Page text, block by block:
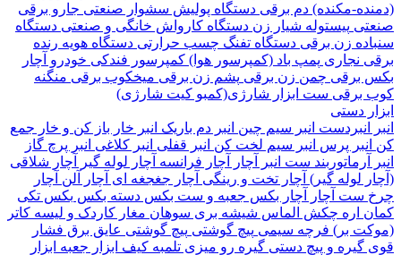
مکنده)دم برقی دستگاه پولیشسشوار صنعتیجارو برقی
پیستولهشیار زندستگاه کارواش خانگی و صنعتیدستگاه
زن برقی دستگاه تفنگ چسب حرارتی دستگاه هویه رنده
نجاریپمپ باد (کمپرسور هوا) کمپرسور فندکی خودروآچار
چمن زن برقی پشم زن برقی میخکوب برقی منگنه
ست ابزار شارژی(کمبو کیت شارژی)
دستی
انبر سیم چین انبر دم باریکانبر خار باز کن و خار جمع
پرس انبر سیم لخت کنانبر قفلی انبر کلاغیانبر پرچگاز
ست انبرآچار آچار فرانسه آچار لوله گیرآچار شلاقی
لوله گیر)آچار تخت و رینگی آچار جغجغه ایآچار آلنآچار
ست آچارآچار بکس جعبه و ست بکس دسته بکس بکس تکی
ارهچکشالماس شیشه بریسوهانمغار کاردک و لیسه کاتر
بر)فرچه سیمیپیچ‌ گوشتیپیچ گوشتی عایق برق فشار
گیره و پیچ دستیگیره رو میزیتلمبه کیف ابزار جعبه ابزار